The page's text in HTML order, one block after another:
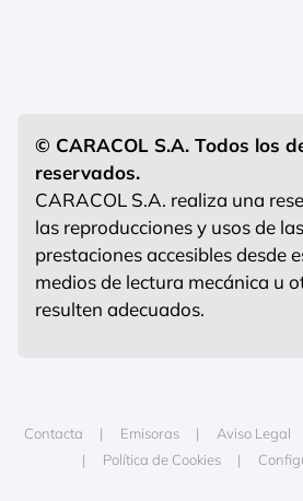
© CARACOL S.A. Todos los
reservados.
CARACOL S.A. realiza una
las reproducciones y usos de
prestaciones accesibles desde
medios de lectura mecánica u
resulten adecuados.
Contacta Emisoras Aviso Legal
Política de Cookies